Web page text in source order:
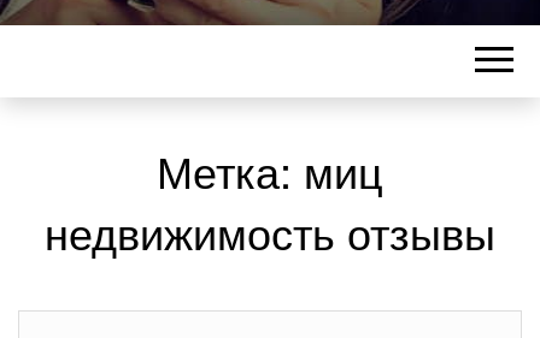
Метка: миц
недвижимость отзывы